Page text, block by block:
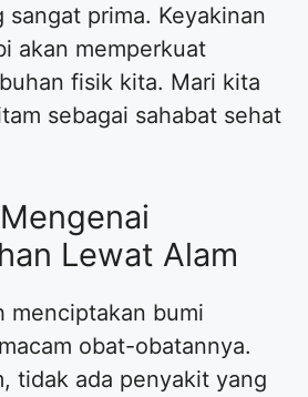
sangat prima. Keyakinan
akan memperkuat
fisik kita. Mari kita
sebagai sahabat sehat
Lewat Alam
menciptakan bumi
obat-obatannya.
tidak ada penyakit yang